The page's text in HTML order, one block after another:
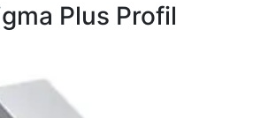
Plus Profil